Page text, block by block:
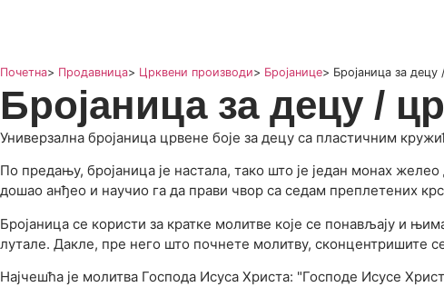
Почетна> Продавница> Црквени производи> Бројанице> Бројаница за децу
Бројаница за децу /
Универзална бројаница црвене боје за децу са пластичним
По предању, бројаница је настала, тако што је један монах
дошао анђео и научио га да прави чвор са седам преплетених
Бројаница се користи за кратке молитве које се понављају и
лутале. Дакле, пре него што почнете молитву, сконцентришите
Најчешћа је молитва Господа Исуса Христа: "Господе Исусе